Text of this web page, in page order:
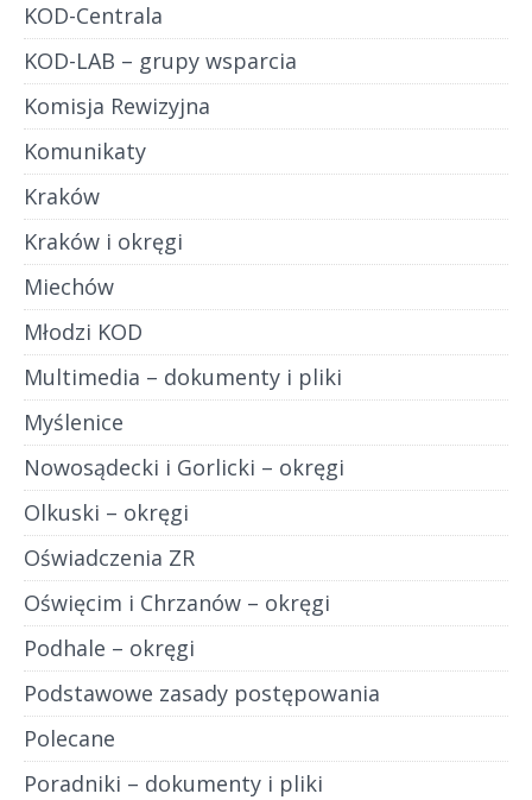
KOD-Centrala
KOD-LAB – grupy wsparcia
Komisja Rewizyjna
Komunikaty
Kraków
Kraków i okręgi
Miechów
Młodzi KOD
Multimedia – dokumenty i pliki
Myślenice
Nowosądecki i Gorlicki – okręgi
Olkuski – okręgi
Oświadczenia ZR
Oświęcim i Chrzanów – okręgi
Podhale – okręgi
Podstawowe zasady postępowania
Polecane
Poradniki – dokumenty i pliki